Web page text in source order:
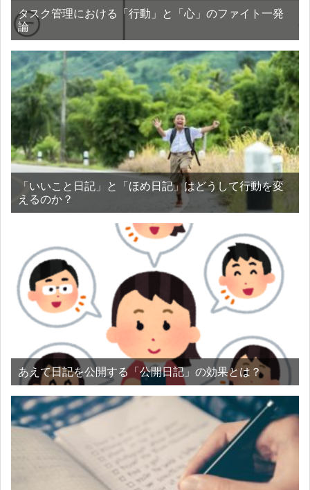
タスク管理における「行動」と「心」のファイト一発
論
「いいこと日記」と「ほめ日記」はどうして行動を変
えるのか？
あえて日記を公開する「公開日記」の効果とは？